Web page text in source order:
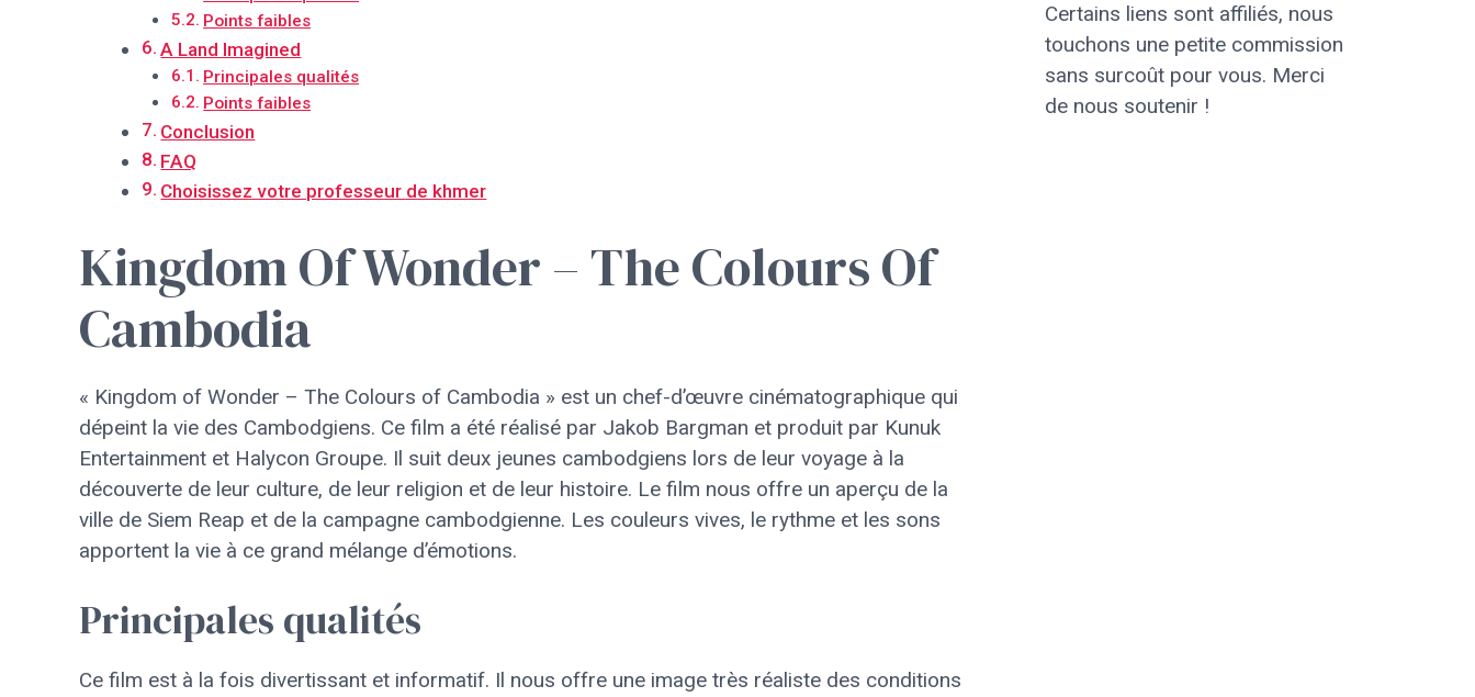
Points faibles
A Land Imagined
Principales qualités
Points faibles
Conclusion
FAQ
Choisissez votre professeur de khmer
Kingdom Of Wonder – The Colours Of
Cambodia
« Kingdom of Wonder – The Colours of Cambodia » est un chef-d’œuvre cinématographique qui
dépeint la vie des Cambodgiens. Ce film a été réalisé par Jakob Bargman et produit par Kunuk
Entertainment et Halycon Groupe. Il suit deux jeunes cambodgiens lors de leur voyage à la
découverte de leur culture, de leur religion et de leur histoire. Le film nous offre un aperçu de la
ville de Siem Reap et de la campagne cambodgienne. Les couleurs vives, le rythme et les sons
apportent la vie à ce grand mélange d’émotions.
Principales qualités
Ce film est à la fois divertissant et informatif. Il nous offre une image très réaliste des conditions
Certains liens sont affiliés, nous
touchons une petite commission
sans surcoût pour vous. Merci
de nous soutenir !